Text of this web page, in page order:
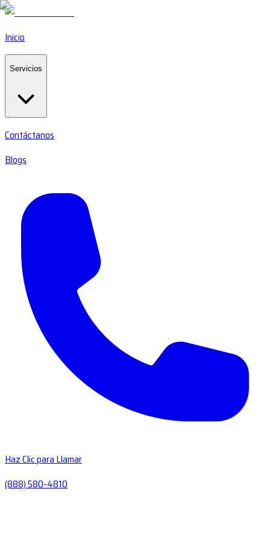
Inicio
Servicios
Contáctanos
Blogs
Haz Clic para Llamar
(888) 580-4810